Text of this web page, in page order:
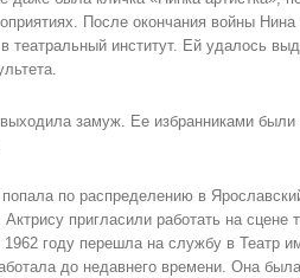
После окончания войны Нина
театральный институт. Ей удалось
замуж. Ее избранниками были
по распределению в
пригласили работать на сцене
году перешла на службу в Театр
до недавнего времени. Она